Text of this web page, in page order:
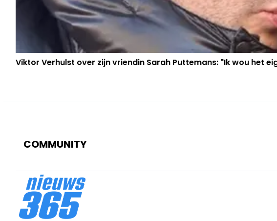
Viktor Verhulst over zijn vriendin Sarah Puttemans: "Ik wou het
COMMUNITY